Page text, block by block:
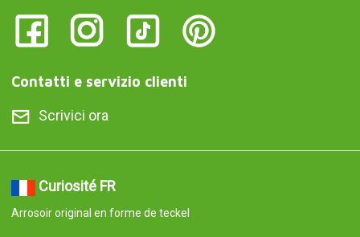
Contatti e servizio clienti
Scrivici ora
Curiosité FR
Arrosoir original en forme de teckel